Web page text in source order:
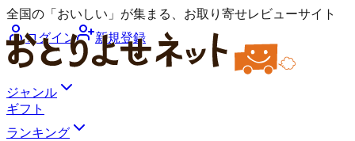
全国の「おいしい」が集まる、お取り寄せレビューサイト
ログイン
新規登録
ジャンル
ギフト
ランキング